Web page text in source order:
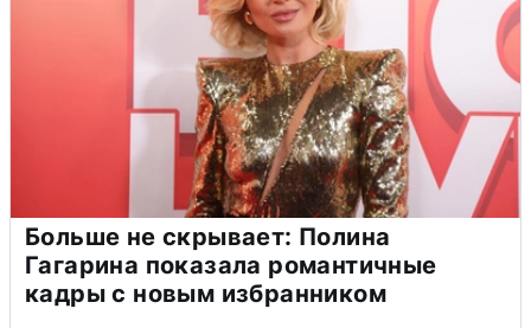
Больше не скрывает: Полина
Гагарина показала романтичные
кадры с новым избранником